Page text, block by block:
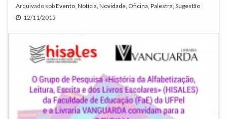
Arquivado sobEvento, Notícia, Novidade, Oficina, Palestra, Sugestão
12/11/2015